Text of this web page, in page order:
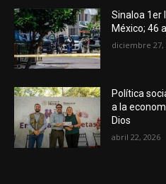
Sinaloa 1er
México; 46
diciembre 27,
Política
a la
Dios
abril 22, 2026